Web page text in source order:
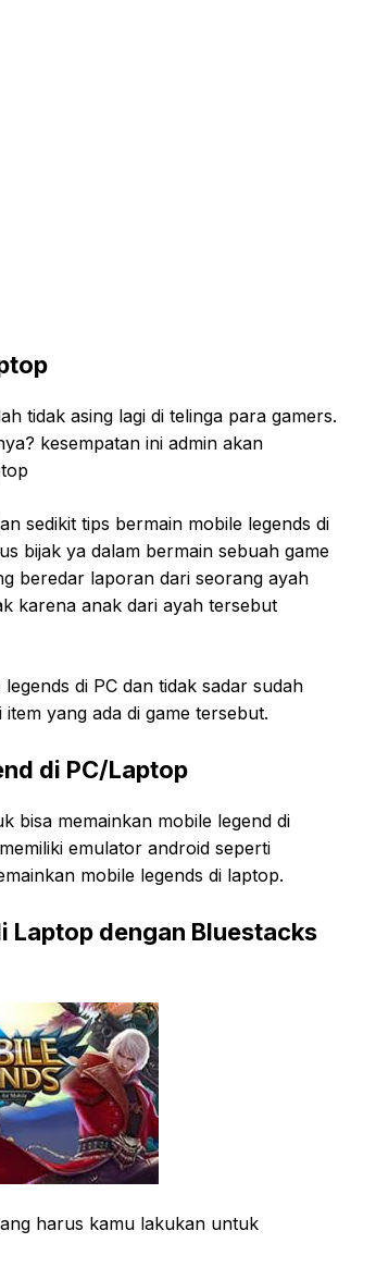
tidak asing lagi di telinga para gamers.
kesempatan ini admin akan
sedikit tips bermain mobile legends di
bijak ya dalam bermain sebuah game
beredar laporan dari seorang ayah
karena anak dari ayah tersebut
di PC dan tidak sadar sudah
yang ada di game tersebut.
di PC/Laptop
bisa memainkan mobile legend di
emulator android seperti
mobile legends di laptop.
Laptop dengan Bluestacks
harus kamu lakukan untuk